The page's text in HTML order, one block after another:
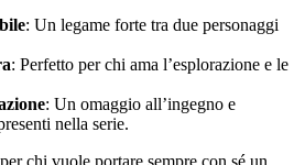
: Un legame forte tra due personaggi
: Perfetto per chi ama l’esplorazione e le
: Un omaggio all’ingegno e
nella serie.